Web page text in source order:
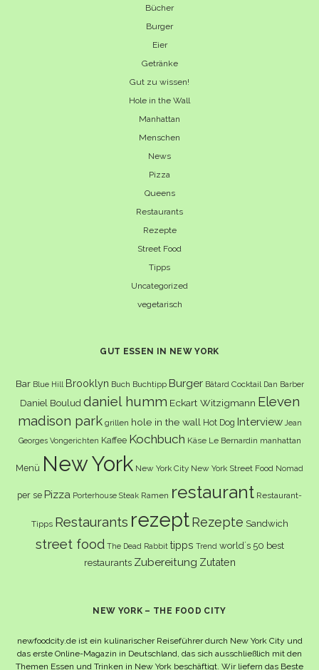
Bücher
Burger
Eier
Getränke
Gut zu wissen!
Hole in the Wall
Manhattan
Menschen
News
Pizza
Queens
Restaurants
Rezepte
Street Food
Tipps
Uncategorized
vegetarisch
GUT ESSEN IN NEW YORK
Bar Blue Hill Brooklyn Buch Buchtipp Burger Bâtard Cocktail Dan Barber
Daniel Boulud daniel humm Eckart Witzigmann Eleven
madison park grillen hole in the wall Hot Dog Interview Jean
Georges Vongerichten Kaffee Kochbuch Käse Le Bernardin manhattan
Menü New York New York City New York Street Food Nomad
per se Pizza Porterhouse Steak Ramen restaurant Restaurant-
Tipps Restaurants rezept Rezepte Sandwich
street food The Dead Rabbit tipps Trend world´s 50 best
restaurants Zubereitung Zutaten
NEW YORK – THE FOOD CITY
newfoodcity.de ist ein kulinarischer Reiseführer durch New York City und
das erste Online-Magazin in Deutschland, das sich ausschließlich mit den
Themen Essen und Trinken in New York beschäftigt. Wir liefern das Beste